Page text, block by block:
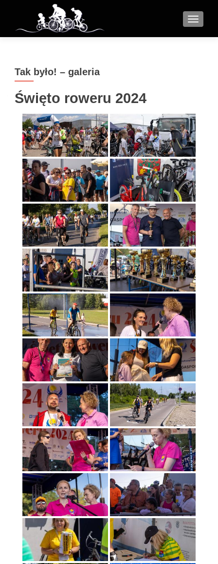
MENU
Tak było! – galeria
Święto roweru 2024